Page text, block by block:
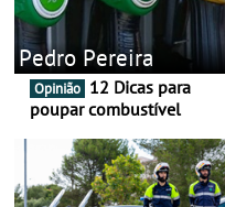
Pedro Pereira
Opinião
poupar combustível